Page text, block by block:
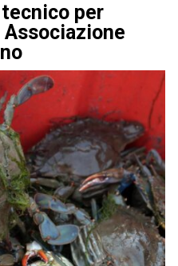
tecnico per
Associazione